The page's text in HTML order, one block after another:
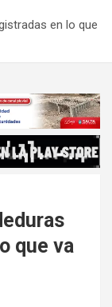
en lo que
que va